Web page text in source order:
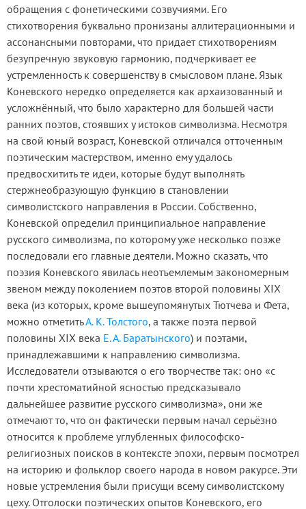
обращения с фонетическими созвучиями. Его
стихотворения буквально пронизаны аллитерационными и
ассонансными повторами, что придает стихотворениям
безупречную звуковую гармонию, подчеркивает ее
устремленность к совершенству в смысловом плане. Язык
Коневского нередко определяется как архаизованный и
усложнённый, что было характерно для большей части
ранних поэтов, стоявших у истоков символизма. Несмотря
на свой юный возраст, Коневской отличался отточенным
поэтическим мастерством, именно ему удалось
предвосхитить те идеи, которые будут выполнять
стержнеобразующую функцию в становлении
символистского направления в России. Собственно,
Коневской определил принципиальное направление
русского символизма, по которому уже несколько позже
последовали его главные деятели. Можно сказать, что
поэзия Коневского явилась неотъемлемым закономерным
звеном между поколением поэтов второй половины XIX
века (из которых, кроме вышеупомянутых Тютчева и Фета,
можно отметитьА. К. Толстого, а также поэта первой
половины XIX века Е. А. Баратынского) и поэтами,
принадлежавшими к направлению символизма.
Исследователи отзываются о его творчестве так: оно «с
почти хрестоматийной ясностью предсказывало
дальнейшее развитие русского символизма», они же
отмечают то, что он фактически первым начал серьёзно
относится к проблеме углубленных философско-
религиозных поисков в контексте эпохи, первым посмотрел
на историю и фольклор своего народа в новом ракурсе. Эти
новые устремления были присущи всему символистскому
цеху. Отголоски поэтических опытов Коневского, его